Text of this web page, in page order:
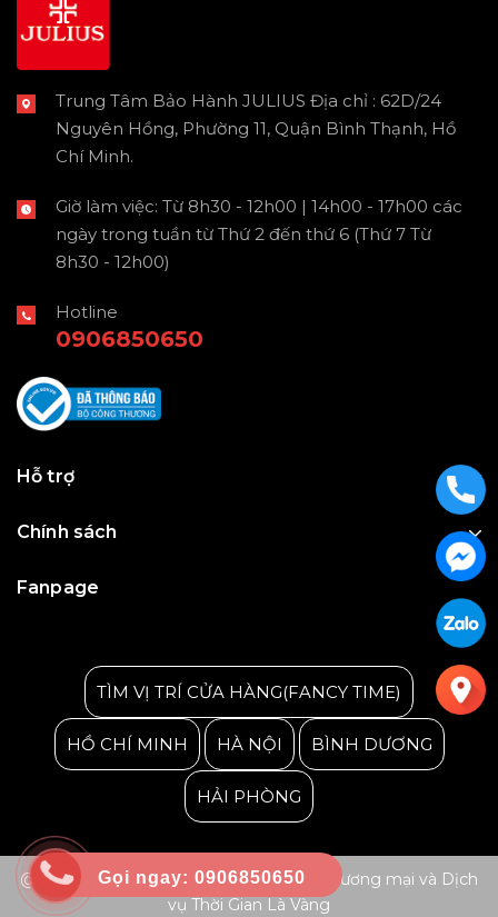
Trung Tâm Bảo Hành JULIUS Địa chỉ : 62D/24
Nguyên Hồng, Phường 11, Quận Bình Thạnh, Hồ
Chí Minh.
Giờ làm việc: Từ 8h30 - 12h00 | 14h00 - 17h00 các
ngày trong tuần từ Thứ 2 đến thứ 6 (Thứ 7 Từ
8h30 - 12h00)
Hotline
0906850650
Hỗ trợ
Chính sách
Fanpage
TÌM VỊ TRÍ CỬA HÀNG(FANCY TIME)
HỒ CHÍ MINH HÀ NỘI BÌNH DƯƠNG
HẢI PHÒNG
@ Bản quyền thuộc về Công ty TNHH Thương mại và Dịch
vụ Thời Gian Là Vàng
Gọi ngay: 0906850650